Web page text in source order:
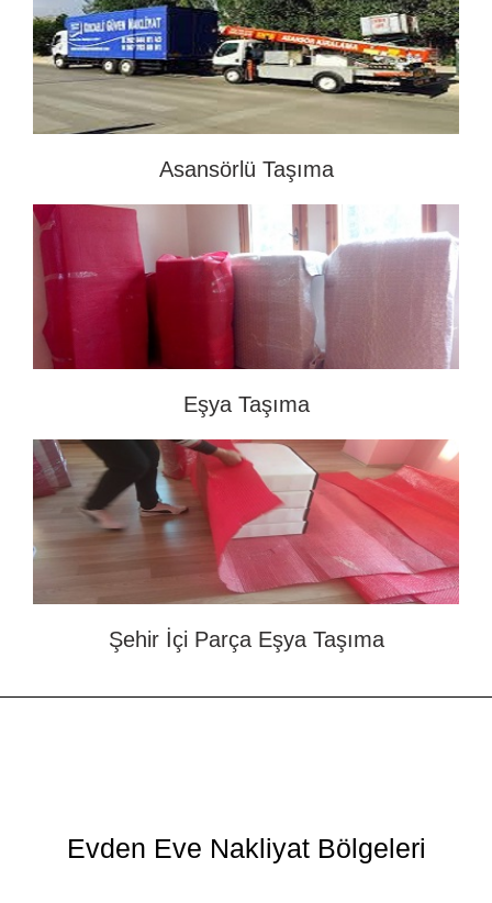
Asansörlü Taşıma
Eşya Taşıma
Şehir İçi Parça Eşya Taşıma
Evden Eve Nakliyat Bölgeleri